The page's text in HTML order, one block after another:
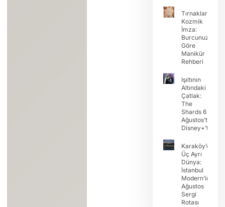
Tırnaklarda
Kozmik
İmza:
Burcunuza
Göre
Manikür
Rehberi
Işıltının
Altındaki
Çatlak:
The
Shards 6
Ağustos’ta
Disney+’ta
Karaköy’de
Üç Ayrı
Dünya:
İstanbul
Modern’in
Ağustos
Sergi
Rotası